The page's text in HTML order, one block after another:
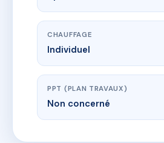
CHAUFFAGE
Individuel
PPT (PLAN TRAVAUX)
Non concerné